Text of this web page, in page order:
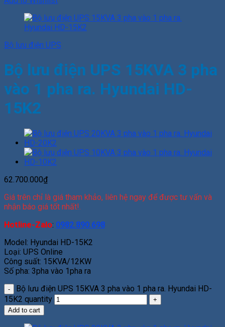
Bộ lưu điện UPS
Bộ lưu điện UPS 15KVA 3 pha
vào 1 pha ra. Hyundai HD-
15K2
62.700.000₫
Giá trên chỉ là giá tham khảo, liên hệ ngay để được tư vấn và
nhận báo giá tốt nhất!.
Hotline-Zalo: 0982.890.698
Model: Hyundai HD-15K2
Loại: UPS Online
Công suất: 15KVA/12KW
Số pha: 3pha vào 1pha ra
Bộ lưu điện UPS 15KVA 3 pha vào 1 pha ra. Hyundai HD-
15K2 quantity
Add to cart